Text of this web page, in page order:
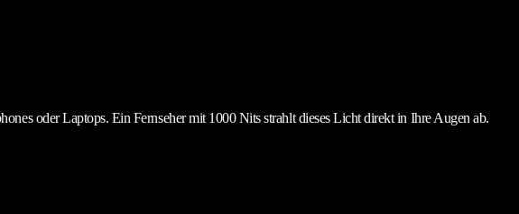
oder Laptops. Ein Fernseher mit 1000 Nits strahlt dieses Licht direkt in Ihre Augen ab.